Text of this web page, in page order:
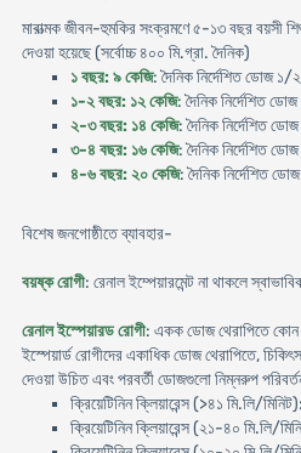
মারাত্মক জীবন-হুমকির সংক্রমণে ৫-১৩ বছর বয়সী
দেওয়া হয়েছে (সর্বোচ্চ ৪০০ মি.গ্রা. দৈনিক)
১ বছর: ৯ কেজি: দৈনিক নির্দেশিত ডোজ ১/
১-২ বছর: ১২ কেজি: দৈনিক নির্দেশিত
২-৩ বছর: ১৪ কেজি: দৈনিক নির্দেশিত
৩-৪ বছর: ১৬ কেজি: দৈনিক নির্দেশিত
৪-৬ বছর: ২০ কেজি: দৈনিক নির্দেশিত
বিশেষ জনগোষ্ঠীতে ব্যাবহার-
বয়ষ্ক রোগী: রেনাল ইম্পেয়ারমেন্ট না থাকলে
রেনাল ইস্পেয়ারড রোগী: একক ডোজ থেরাপিতে কোন
ইস্পেয়ার্ড রোগীদের একাধিক ডোজ থেরাপিতে,
দেওয়া উচিত এবং পরবর্তী ডোজগুলো নিম্নরুপ
ক্রিয়েটিনিন ক্লিয়ারেন্স (>৪১ মি.লি/
ক্রিয়েটিনিন ক্লিয়ারেন্স (২১-৪০ মি.লি/